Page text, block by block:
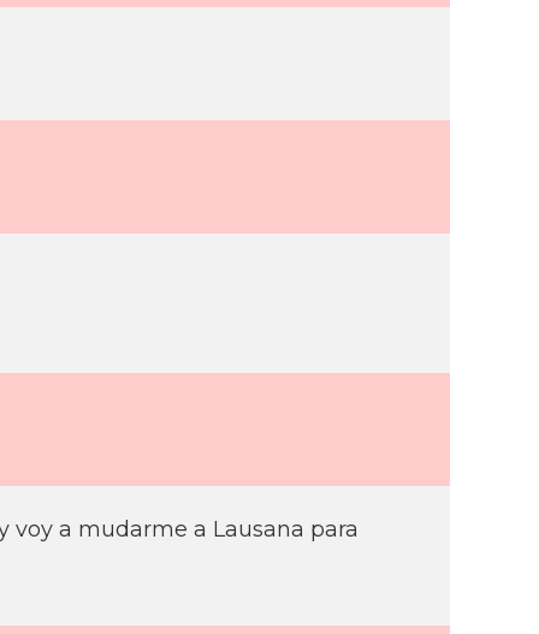
voy a mudarme a Lausana para